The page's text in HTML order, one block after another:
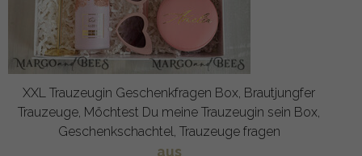
XXL Trauzeugin Geschenkfragen Box, Brautjungfer
Trauzeuge, Möchtest Du meine Trauzeugin sein Box,
Geschenkschachtel, Trauzeuge fragen
aus